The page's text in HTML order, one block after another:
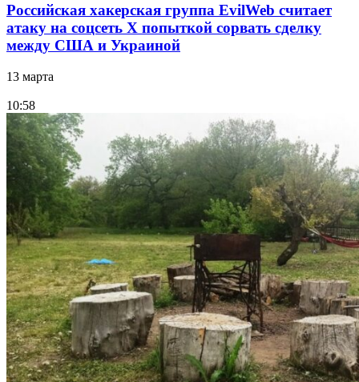
Российская хакерская группа EvilWeb считает
атаку на соцсеть Х попыткой сорвать сделку
между США и Украиной
13 марта
10:58